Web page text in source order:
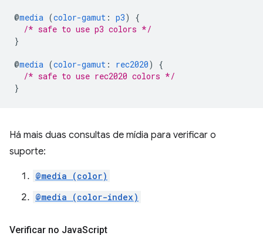
@media (color-gamut : p3)
{
/* safe to use p3 colors */
}
@media (color-gamut : rec2020)
{
/* safe to use rec2020 colors */
}
Há mais duas consultas de mídia para verificar o
suporte:
@media (color)
@media (color-index)
Verificar no JavaScript